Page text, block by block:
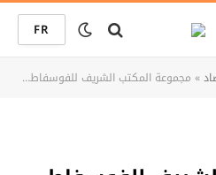
FR
» مجموعة المكتب الشريف للفوسفاط تحسن رقم معاملاتها بنسبة 15 في المائة خلال النصف الأول من سنة 2024